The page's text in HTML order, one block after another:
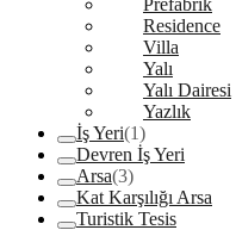
Prefabrik
Residence
Villa
Yalı
Yalı Dairesi
Yazlık
İş Yeri(1)
Devren İş Yeri
Arsa(3)
Kat Karşılığı Arsa
Turistik Tesis